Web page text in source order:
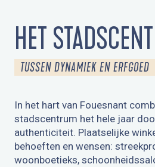
3
4 MARITIEM ERFGOED
5 DE APPEL
6 DE KELTISCHE
HET
TUSSEN DYNAMIEK EN ERFGOED
In het hart van Fouesnant
stadscentrum het hele jaar
authenticiteit. Plaatselijke
behoeften en wensen:
woonboetieks,